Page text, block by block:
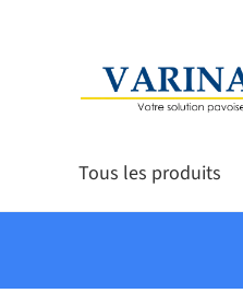
Aller à la navigation
Aller au contenu
Tous les produits